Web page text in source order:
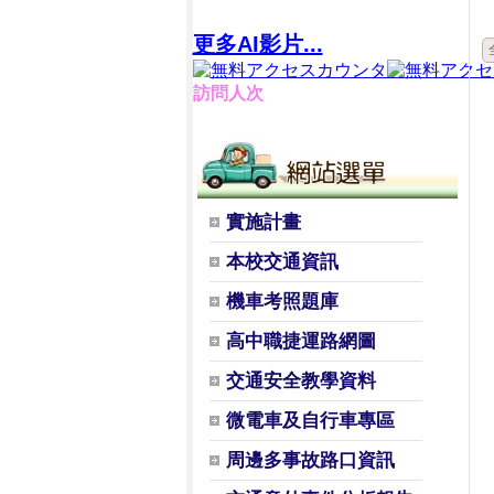
更多AI影片...
訪問人次
實施計畫
本校交通資訊
機車考照題庫
高中職捷運路網圖
交通安全教學資料
微電車及自行車專區
周邊多事故路口資訊